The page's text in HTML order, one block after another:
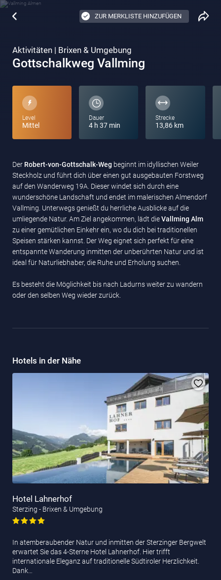
ZUR MERKLISTE HINZUFÜGEN
Aktivitäten | Brixen & Umgebung
Gottschalkweg Vallming
Level
Mittel
Dauer
4 h 37 min
Strecke
13,86 km
Der Robert-von-Gottschalk-Weg beginnt im idyllischen Weiler
Steckholz und führt dich über einen gut ausgebauten Forstweg
auf den Wanderweg 19A. Dieser windet sich durch eine
wunderschöne Landschaft und endet im malerischen Almendorf
Vallming. Unterwegs genießt du herrliche Ausblicke auf die
umliegende Natur. Am Ziel angekommen, lädt dieVallming Alm
zu einer gemütlichen Einkehr ein, wo du dich bei traditionellen
Speisen stärken kannst. Der Weg eignet sich perfekt für eine
entspannte Wanderung inmitten der unberührten Natur und ist
ideal für Naturliebhaber, die Ruhe und Erholung suchen.
Es besteht die Möglichkeit bis nach Ladurns weiter zu wandern
oder den selben Weg wieder zurück.
Hotels in der Nähe
Hotel Lahnerhof
Sterzing - Brixen & Umgebung
In atemberaubender Natur und inmitten der Sterzinger Bergwelt
erwartet Sie das 4-Sterne Hotel Lahnerhof. Hier trifft
internationale Eleganz auf traditionelle Südtiroler Herzlichkeit.
Dank…